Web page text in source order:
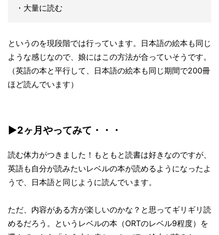
・大量に読む
というのを現段階では行っています。日本語の絵本も同じ
ような感じなので、娘にはこの方法が合っていそうです。
（英語の本と平行して、日本語の絵本も同じ期間で200冊
ほど読んでいます）
▶2ヶ月やってみて・・・
読む体力がつきました！もともと読書は好きなのですが、
英語も自分が読みたいレベルの本が読めるようになったよ
うで、日本語と同じように読んでいます。
ただ、内容がある方が楽しいのかな？と思ってギリギリ読
めるだろう。というレベルの本（ORTのレベル9程度）を